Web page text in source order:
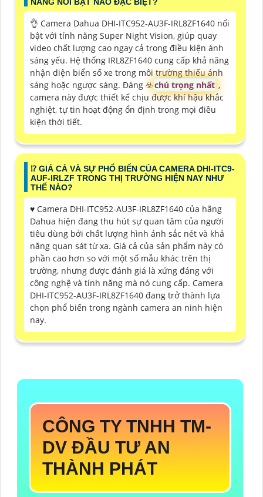
👌 Camera Dahua DHI-ITC952-AU3F-IRL8ZF1640 nổi
bật với tính năng Super Night Vision, giúp quay
video chất lượng cao ngay cả trong điều kiện ánh
sáng yếu. Hệ thống IRL8ZF1640 cung cấp khả năng
nhận diện biển số xe trong môi trường thiếu ánh
sáng hoặc ngược sáng. Đáng ☣️chú trọng nhất ,
camera này được thiết kế chịu được khí hậu khắc
nghiệt, tự tin hoạt động ổn định trong mọi điều
kiện thời tiết.
⁉️ GIÁ CẢ VÀ SỰ PHỔ BIẾN CỦA CAMERA DHI-ITC9-
AUF-IRLZF TRONG THỊ TRƯỜNG HIỆN NAY NHƯ
THẾ NÀO?
♥️ Camera DHI-ITC952-AU3F-IRL8ZF1640 của hãng
Dahua hiện đang thu hút sự quan tâm của người
tiêu dùng bởi chất lượng hình ảnh sắc nét và khả
năng quan sát từ xa. Giá cả của sản phẩm này có
phần cao hơn so với một số mẫu khác trên thị
trường, nhưng được đánh giá là xứng đáng với
công nghệ và tính năng mà nó cung cấp. Camera
DHI-ITC952-AU3F-IRL8ZF1640 đang trở thành lựa
chọn phổ biến trong ngành camera an ninh hiện
nay.
CÔNG TY TNHH TM-
DV ĐẦU TƯ AN
THÀNH PHÁT